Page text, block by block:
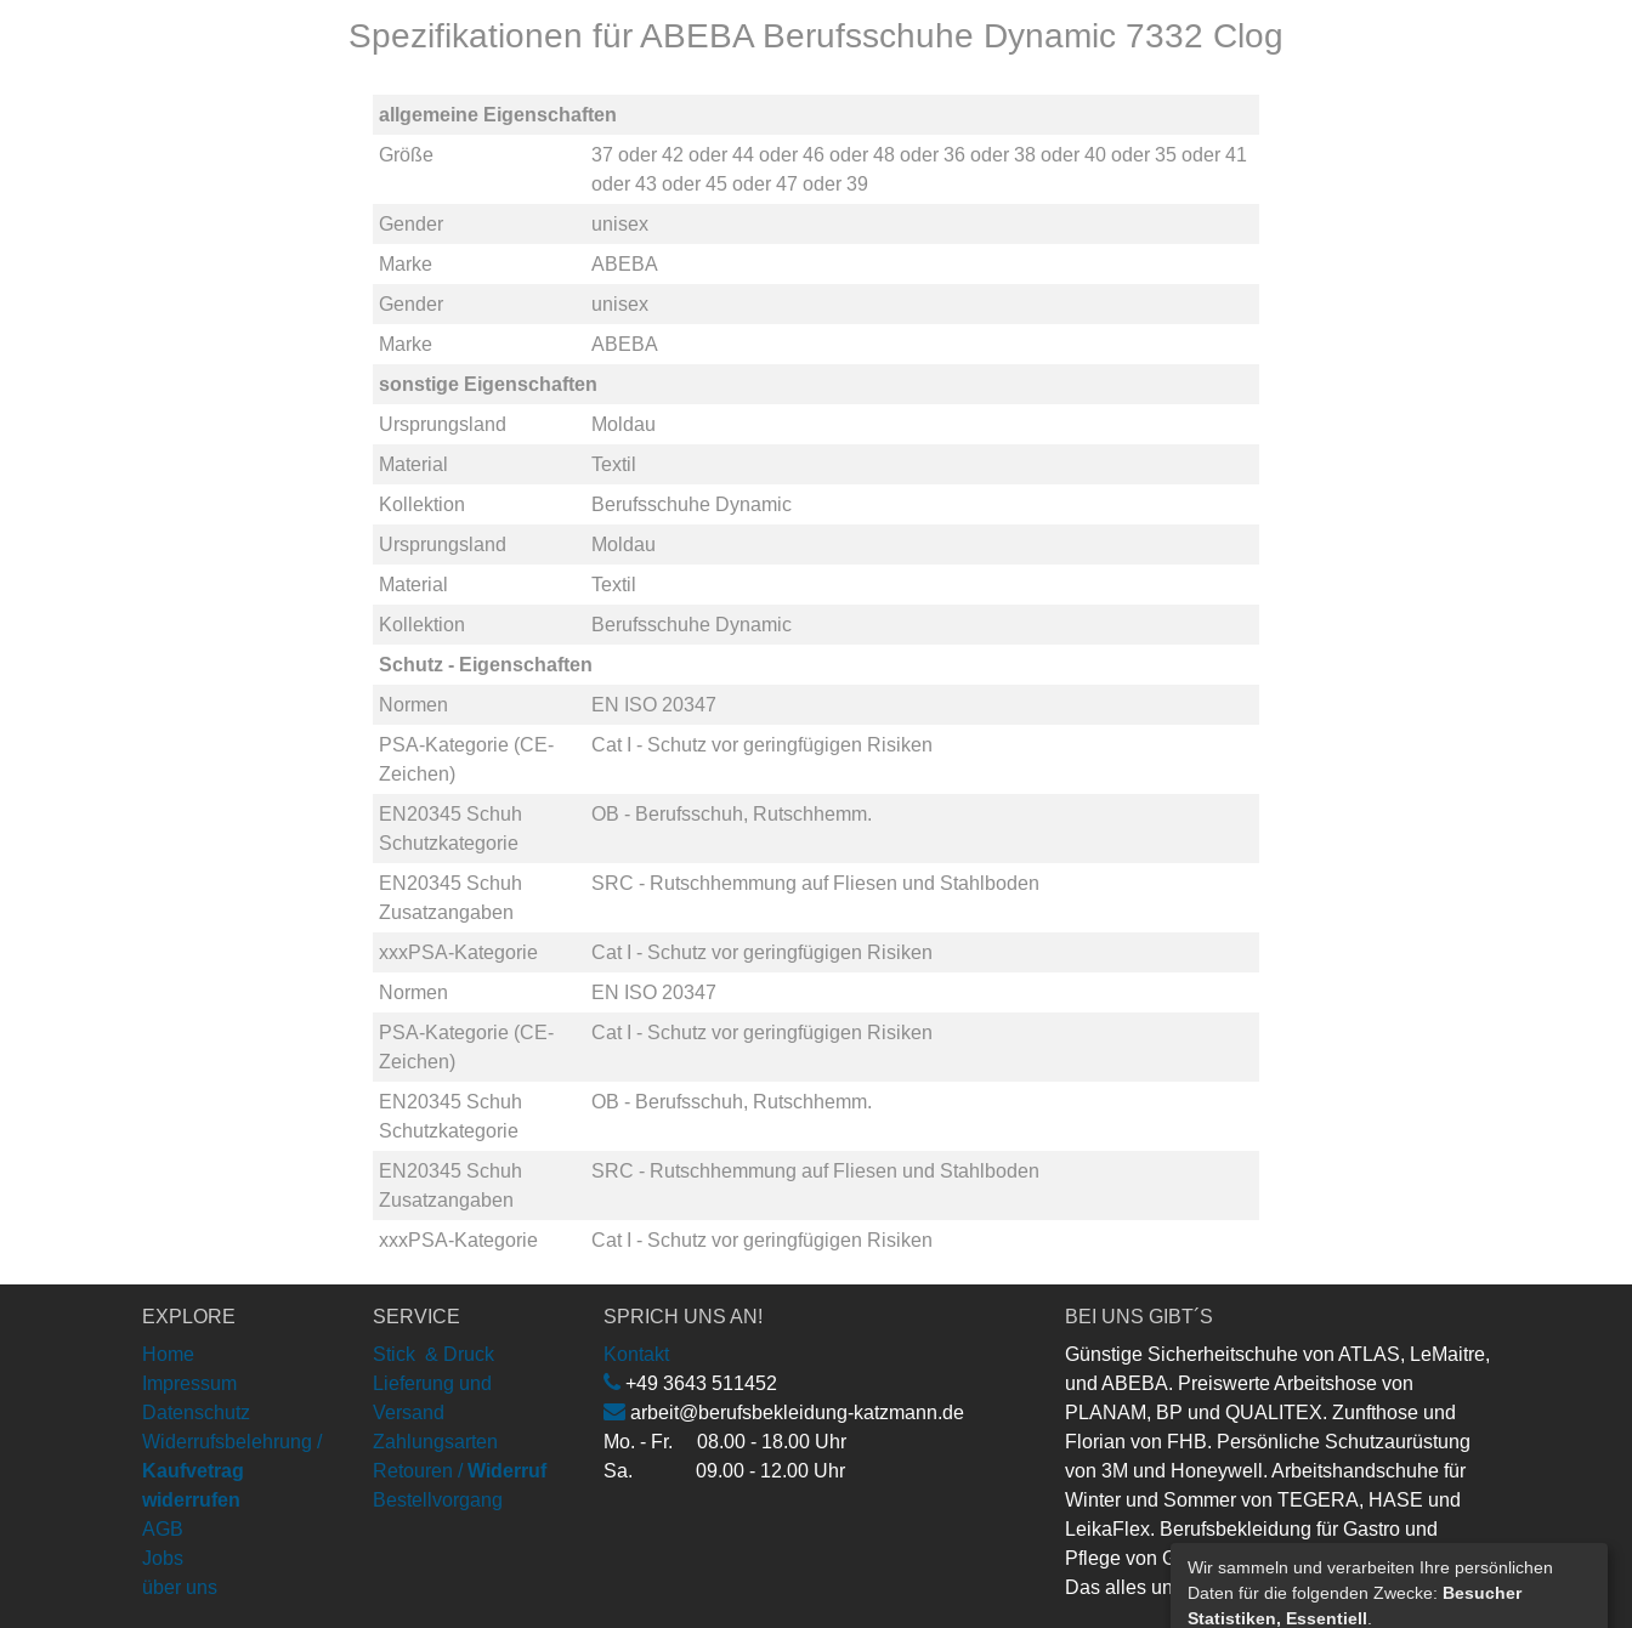
Spezifikationen für ABEBA Berufsschuhe Dynamic 7332 Clog
allgemeine Eigenschaften
Größe
37 oder 42 oder 44oder 46 oder 48 oder 36 oder 38 oder 40oder 35 oder 41
oder 43 oder 45 oder 47 oder 39
Gender
unisex
Marke
ABEBA
Gender
unisex
Marke
ABEBA
sonstige Eigenschaften
Ursprungsland
Moldau
Material
Textil
Kollektion
Berufsschuhe Dynamic
Ursprungsland
Moldau
Material
Textil
Kollektion
Berufsschuhe Dynamic
Schutz - Eigenschaften
Normen
EN ISO 20347
PSA-Kategorie (CE-
Zeichen)
Cat I - Schutz vor geringfügigen Risiken
EN20345 Schuh
Schutzkategorie
OB - Berufsschuh, Rutschhemm.
EN20345 Schuh
Zusatzangaben
SRC - Rutschhemmung auf Fliesen und Stahlboden
xxxPSA-Kategorie
Cat I - Schutz vor geringfügigen Risiken
Normen
EN ISO 20347
PSA-Kategorie (CE-
Zeichen)
Cat I - Schutz vor geringfügigen Risiken
EN20345 Schuh
Schutzkategorie
OB - Berufsschuh, Rutschhemm.
EN20345 Schuh
Zusatzangaben
SRC - Rutschhemmung auf Fliesen und Stahlboden
xxxPSA-Kategorie Cat I - Schutz vor geringfügigen Risiken
EXPLORE
Home
Impressum
Datenschutz
Widerrufsbelehrung /
Kaufvetrag
widerrufen
AGB
Jobs
über uns
SERVICE
Stick & Druck
Lieferung und
Versand
Zahlungsarten
Retouren / Widerruf
Bestellvorgang
SPRICH UNS AN!
Kontakt
+49 3643 511452
arbeit@berufsbekleidung-katzmann.de
Mo. - Fr. 08.00 - 18.00 Uhr
Sa. 09.00 - 12.00 Uhr
BEI UNS GIBT´S
Günstige Sicherheitschuhe von ATLAS, LeMaitre,
und ABEBA. Preiswerte Arbeitshose von
PLANAM, BP und QUALITEX. Zunfthose und
Florian von FHB. Persönliche Schutzaurüstung
von 3M und Honeywell. Arbeitshandschuhe für
Winter und Sommer von TEGERA, HASE und
LeikaFlex. Berufsbekleidung für Gastro und
Pflege von Greiff und Leiber.
Das alles und noch viel mehr......
Wir sammeln und verarbeiten Ihre persönlichen
Daten für die folgenden Zwecke: Besucher
Statistiken, Essentiell